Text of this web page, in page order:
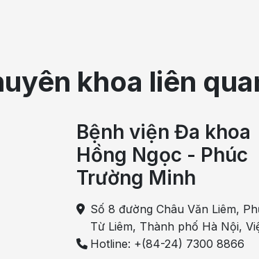
khoa liên
Bệnh viện Đa khoa
Hồng Ngọc - Phúc
Trường Minh
Số 8 đường Châu Văn Liêm,
Từ Liêm, Thành phố Hà Nội,
Hotline: +(84-24) 7300 8866